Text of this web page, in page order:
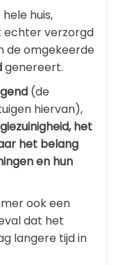
huis,
echter verzorgd
de omgekeerde
genereert.
(de
hiervan),
het
het belang
en hun
ook een
dat het
langere tijd in